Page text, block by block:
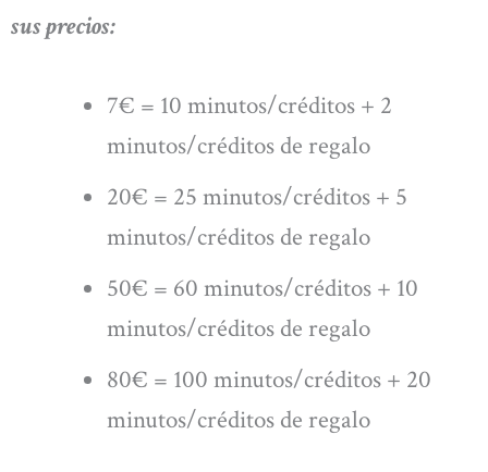
sus precios:
7€ = 10 minutos/créditos + 2
minutos/créditos de regalo
20€ = 25 minutos/créditos + 5
minutos/créditos de regalo
50€ = 60 minutos/créditos + 10
minutos/créditos de regalo
80€ = 100 minutos/créditos + 20
minutos/créditos de regalo